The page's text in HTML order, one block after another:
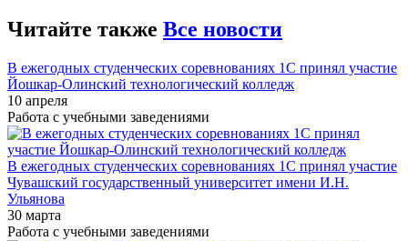
Читайте также Все новости
В ежегодных студенческих соревнованиях 1С принял участие
Йошкар-Олинский технологический колледж
10 апреля
Работа с учебными заведениями
В ежегодных студенческих соревнованиях 1С принял участие
Чувашский государственный университет имени И.Н.
Ульянова
30 марта
Работа с учебными заведениями